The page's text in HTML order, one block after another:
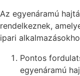
Az egyenáramú
rendelkeznek,
ipari
Pontos
egyenáramú